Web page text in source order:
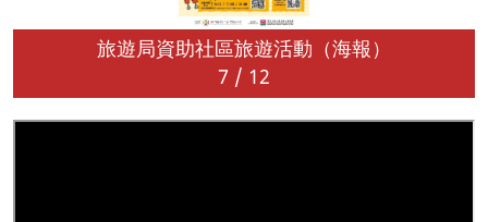
旅遊局資助社區旅遊活動（海報）
7 / 12